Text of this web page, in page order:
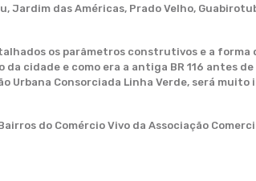
Jardim das Américas, Prado Velho,
os parâmetros construtivos e a
cidade e como era a antiga BR 116 antes
Urbana Consorciada Linha Verde, será muito
do Comércio Vivo da Associação